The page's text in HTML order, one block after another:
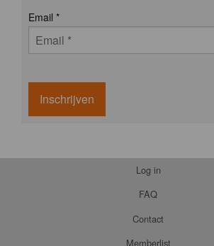
Email *
Inschrijven
Log in
FAQ
Contact
Memberlist